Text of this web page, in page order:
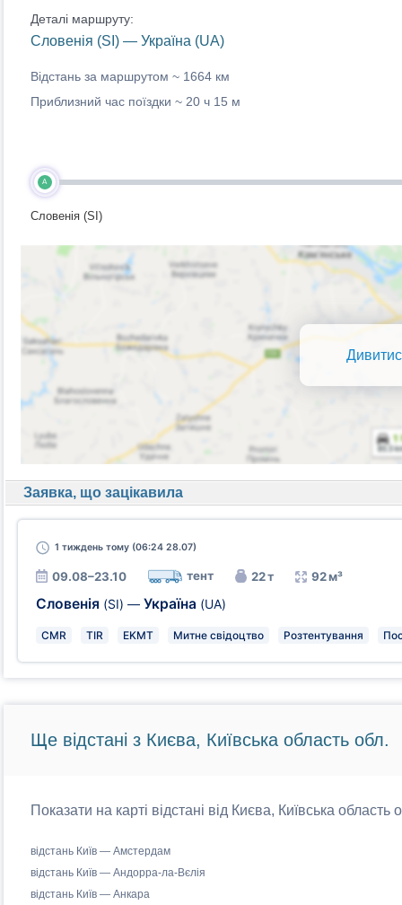
Деталі маршруту:
Словенія (SI) — Україна (UA)
Відстань за маршрутом ~ 1664 км
Приблизний час поїздки ~ 20 ч 15 м
A
Словенія (SI)
Заявка, що зацікавила
1 тижденьтому (06:24 28.07)
09.08–23.10 тент 22 т 92 м³
Словенія (SI) — Україна (UA)
CMR TIR EKMT Митне свідоцтво Розтентування
Ще відстані з Києва, Київська область обл.
Показати на карті відстані від Києва, Київська
відстань Київ — Амстердам
відстань Київ — Андорра-ла-Вєлія
відстань Київ — Анкара